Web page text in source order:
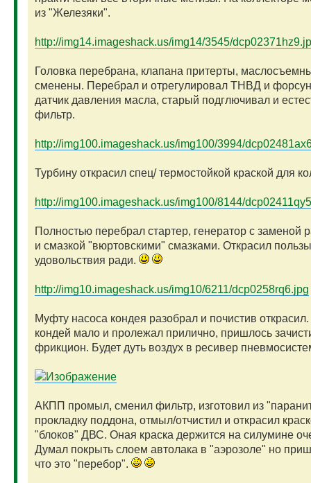
из "Железяки".
http://img14.imageshack.us/img14/3545/
Головка перебрана, клапана притерты,
сменены. Перебрал и отрегулировал ТНВД и
датчик давления масла, старый подглючивал и
фильтр.
http://img100.imageshack.us/img100/3994/
Турбину открасил спец/ термостойкой краской для
http://img100.imageshack.us/img100/8144/
Полностью перебрал стартер, генератор с заменой
и смазкой "вюртовскими" смазками. Открасил
удовольствия ради.
http://img10.imageshack.us/img10/6211/dcp0258rq6.jpg
Муфту насоса кондея разобрал и почистив
кондей мало и пролежал прилично, пришлось
фрикцион. Будет дуть воздух в ресивер
АКПП промыл, сменил фильтр, изготовил из
прокладку поддона, отмыл/отчистил и открасил
"блоков" ДВС. Оная краска держится на силумине
Думал покрыть слоем автолака в "аэрозоле" но
что это "перебор".